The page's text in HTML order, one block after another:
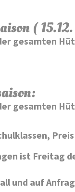
(
gesamten
gesamten
ist Freitag
und auf